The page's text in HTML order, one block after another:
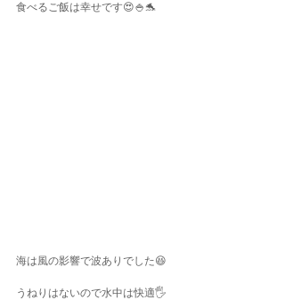
食べるご飯は幸せです😍🍚🐬
海は風の影響で波ありでした😆
うねりはないので水中は快適🖐